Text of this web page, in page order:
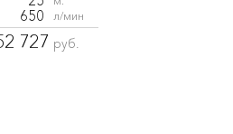
650 л/мин
727 руб.